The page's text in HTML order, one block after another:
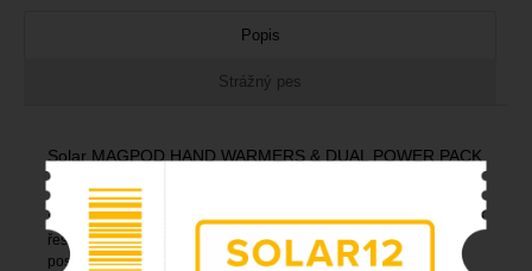
Popis
Strážný pes
Solar MAGPOD HAND WARMERS & DUAL POWER PACK
(5K)
Solar MAGPOD ohřívače rukou a duální power pack (5K) – perfektní
řešení pro studené ruce a extra energii u vody. Každé zařízení
poskytuje až 8 hodin tepla. Napájeno dobíjecí baterií 5000 mAh,